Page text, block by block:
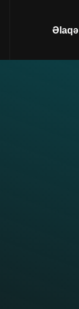
Əlaqə